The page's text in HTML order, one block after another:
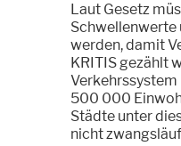
Laut Gesetz
werden, damit
KRITIS gezählt
Verkehrssystem
500 000
Städte unter
nicht